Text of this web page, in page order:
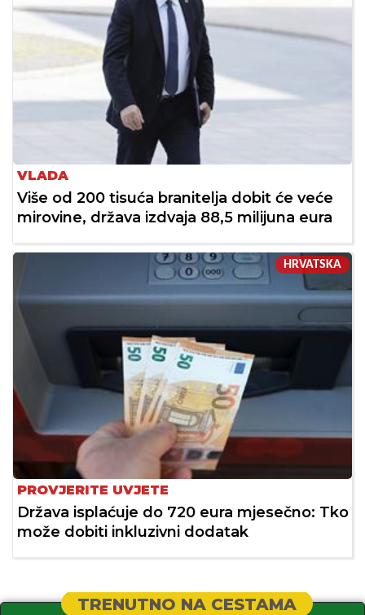
VLADA
Više od 200 tisuća branitelja dobit će veće
mirovine, država izdvaja 88,5 milijuna eura
HRVATSKA
PROVJERITE UVJETE
Država isplaćuje do 720 eura mjesečno: Tko
može dobiti inkluzivni dodatak
TRENUTNO NA CESTAMA